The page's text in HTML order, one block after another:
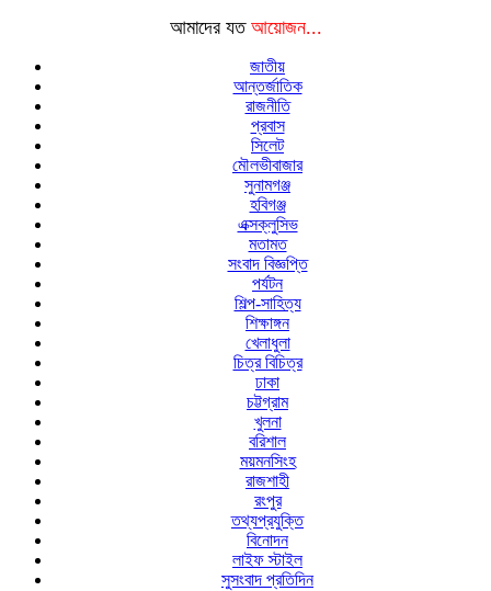
আমাদের যত আয়োজন...
জাতীয়
আন্তর্জাতিক
রাজনীতি
প্রবাস
সিলেট
মৌলভীবাজার
সুনামগঞ্জ
হবিগঞ্জ
এক্সক্লুসিভ
মতামত
সংবাদ বিজ্ঞপ্তি
পর্যটন
শিল্প-সাহিত্য
শিক্ষাঙ্গন
খেলাধুলা
চিত্র বিচিত্র
ঢাকা
চট্টগ্রাম
খুলনা
বরিশাল
ময়মনসিংহ
রাজশাহী
রংপুর
তথ্যপ্রযুক্তি
বিনোদন
লাইফ স্টাইল
সুসংবাদ প্রতিদিন